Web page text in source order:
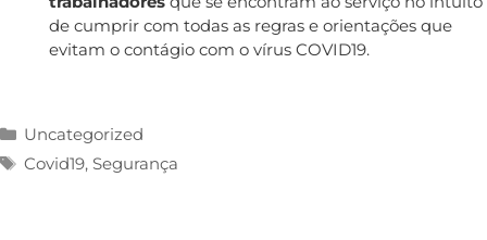
de cumprir com todas as regras e orientações que
evitam o contágio com o vírus COVID19.
Uncategorized
Covid19, Segurança